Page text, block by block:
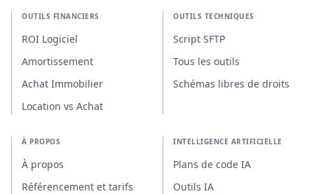
OUTILS FINANCIERS
ROI Logiciel
Amortissement
Achat Immobilier
Location vs Achat
OUTILS TECHNIQUES
Script SFTP
Tous les outils
Schémas libres de droits
À PROPOS
À propos
Référencement et tarifs
INTELLIGENCE ARTIFICIELLE
Plans de code IA
Outils IA